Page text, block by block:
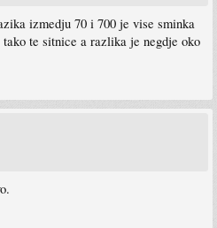
izmedju 70 i 700 je vise sminka
te sitnice a razlika je negdje oko